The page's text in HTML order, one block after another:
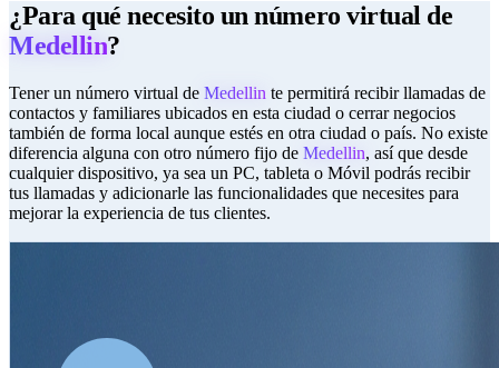
¿Para qué necesito un número virtual de
Medellin?
Tener un número virtual de Medellin te permitirá recibir llamadas de
contactos y familiares ubicados en esta ciudad o cerrar negocios
también de forma local aunque estés en otra ciudad o país. No existe
diferencia alguna con otro número fijo de Medellin, así que desde
cualquier dispositivo, ya sea un PC, tableta o Móvil podrás recibir
tus llamadas y adicionarle las funcionalidades que necesites para
mejorar la experiencia de tus clientes.